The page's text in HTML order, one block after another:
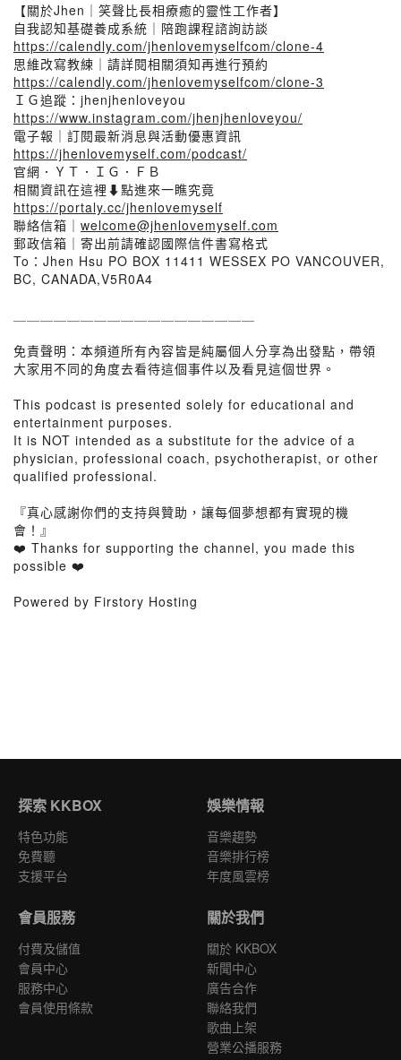
【關於Jhen｜笑聲比長相療癒的靈性工作者】
自我認知基礎養成系統｜陪跑課程諮詢訪談
https://calendly.com/jhenlovemyselfcom/clone-4
思維改寫教練｜請詳閱相關須知再進行預約
https://calendly.com/jhenlovemyselfcom/clone-3
ＩＧ追蹤：jhenjhenloveyou
https://www.instagram.com/jhenjhenloveyou/
電子報｜訂閱最新消息與活動優惠資訊
https://jhenlovemyself.com/podcast/
官網．ＹＴ．ＩＧ．ＦＢ
相關資訊在這裡⬇️點進來一瞧究竟
https://portaly.cc/jhenlovemyself
聯絡信箱｜ welcome@jhenlovemyself.com
郵政信箱｜寄出前請確認國際信件書寫格式
To：Jhen Hsu PO BOX 11411 WESSEX PO VANCOUVER,
BC, CANADA,V5R0A4
免責聲明：本頻道所有內容皆是純屬個人分享為出發點，帶領
大家用不同的角度去看待這個事件以及看見這個世界。
This podcast is presented solely for educational and
entertainment purposes.
It is NOT intended as a substitute for the advice of a
physician, professional coach, psychotherapist, or other
qualified professional.
『真心感謝你們的支持與贊助，讓每個夢想都有實現的機
會！』
❤️ Thanks for supporting the channel, you made this
possible ❤️
Powered by Firstory Hosting
探索 KKBOX
特色功能
免費聽
支援平台
娛樂情報
音樂趨勢
音樂排行榜
年度風雲榜
會員服務
付費及儲值
會員中心
服務中心
會員使用條款
關於我們
關於 KKBOX
新聞中心
廣告合作
聯絡我們
歌曲上架
營業公播服務